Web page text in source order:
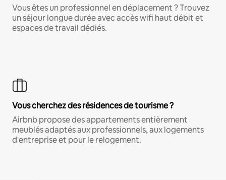
Vous êtes un professionnel en déplacement ? Trouvez
un séjour longue durée avec accès wifi haut débit et
espaces de travail dédiés.
Vous cherchez des résidences de tourisme ?
Airbnb propose des appartements entièrement
meublés adaptés aux professionnels, aux logements
d'entreprise et pour le relogement.